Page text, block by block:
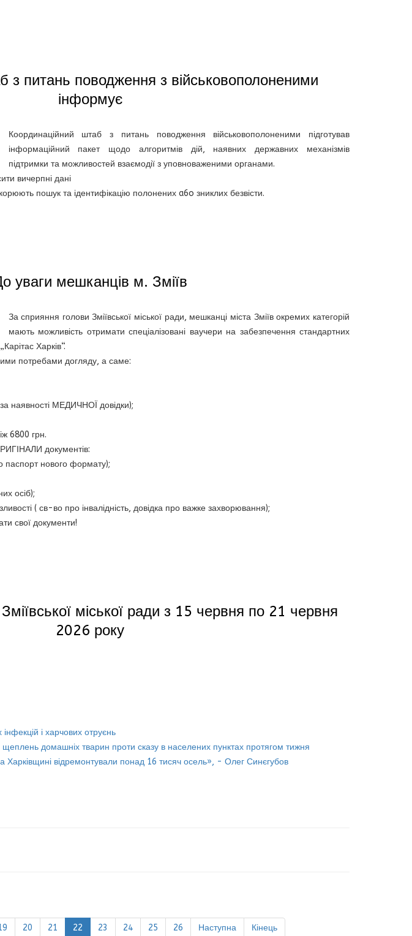
з питань поводження з військовополоненими
інформує
Координаційний штаб з питань поводження військовополоненими підготував
інформаційний пакет щодо алгоритмів дій, наявних державних механізмів
підтримки та можливостей взаємодії з уповноваженими органами.
вичерпні дані
пошук та ідентифікацію полонених a6o зниклих безвісти.
уваги мешканців м. Зміїв
За сприяння голови Зміївської міської ради, мешканці міста Зміїв окремих категорій
мають можливість отримати спеціалізовані ваучери на забезпечення стандартних
Харків“.
потребами догляду, а саме:
наявності МЕДИЧНОЇ довідки);
6800 грн.
документів:
паспорт нового формату);
осіб);
( св-во про інвалідність, довідка про важке захворювання);
свої документи!
міської ради з 15 червня по 21 червня
2026 року
і харчових отруєнь
домашніх тварин проти сказу в населених пунктах протягом тижня
відремонтували понад 16 тисяч осель», - Олег Синєгубов
20 21 22 23 24 25 26 Наступна Кінець